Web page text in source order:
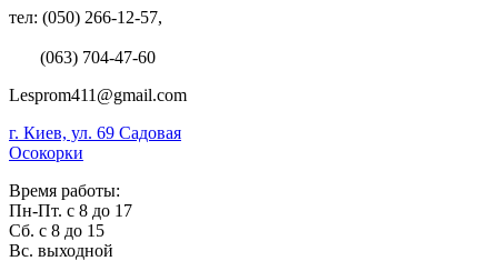
тел: (050) 266-12-57,
(063) 704-47-60
Lesprom411@gmail.com
г. Киев, ул. 69 Садовая
Осокорки
Время работы:
Пн-Пт. с 8 до 17
Сб. с 8 до 15
Вс. выходной